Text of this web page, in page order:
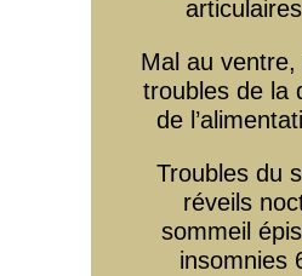
Mal au ventre,
troubles de la
de
Troubles du
réveils
sommeil
insomnies